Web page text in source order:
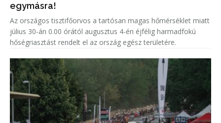
egymásra!
Az országos tisztifőorvos a tartósan magas hőmérséklet miatt
július 30-án 0.00 órától augusztus 4-én éjfélig harmadfokú
hőségriasztást rendelt el az ország egész területére.